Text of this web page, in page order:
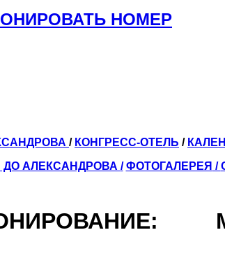
НОМЕР
/ КОНГРЕСС-ОТЕЛЬ /
ДО АЛЕКСАНДРОВА / ФОТОГАЛЕРЕЯ /